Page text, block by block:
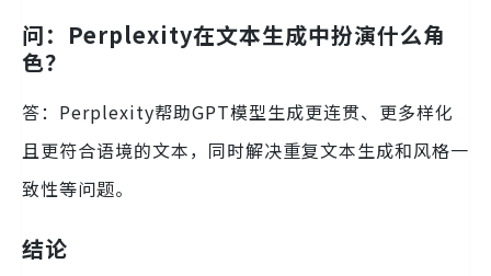
问：Perplexity在文本生成中扮演什么角
色？
答：Perplexity帮助GPT模型生成更连贯、更多样化
且更符合语境的文本，同时解决重复文本生成和风格一
致性等问题。
结论